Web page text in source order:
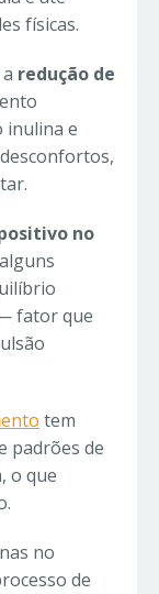
físicas.
redução de
inulina e
no
fator que
tem
padrões de
o que
no
de